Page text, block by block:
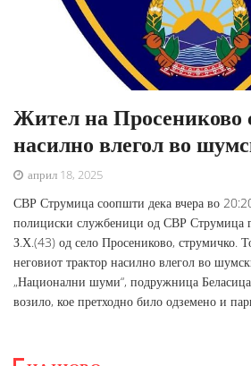
Жител на Просениково
насилно влегол во
април 18, 2025
СВР Струмица соопшти дека вчера во
полициски службеници од СВР Струмица
З.Х.(43) од село Просениково, струмичко.
неговиот трактор насилно влегол во
„Национални шуми“, подружница
возило, кое претходно било одземено и